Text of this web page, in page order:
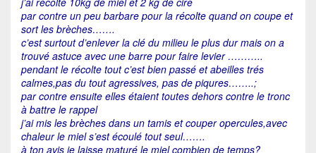
par contre un peu barbare pour la récolte quand on coupe et
sort les brèches…….
c’est surtout d’enlever la clé du milieu le plus dur mais on a
trouvé astuce avec une barre pour faire levier ………..
pendant le récolte tout c’est bien passé et abeilles trés
calmes,pas du tout agressives, pas de piqures……..;
par contre ensuite elles étaient toutes dehors contre le tronc
à battre le rappel
j’ai mis les brèches dans un tamis et couper opercules,avec
chaleur le miel s’est écoulé tout seul…….
à ton avis je laisse maturé le miel combien de temps?